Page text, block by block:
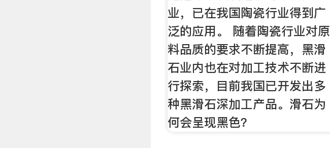
业，已在我国陶瓷行业得到广
泛的应用。 随着陶瓷行业对原
料品质的要求不断提高，黑滑
石业内也在对加工技术不断进
行探索，目前我国已开发出多
种黑滑石深加工产品。滑石为
何会呈现黑色？